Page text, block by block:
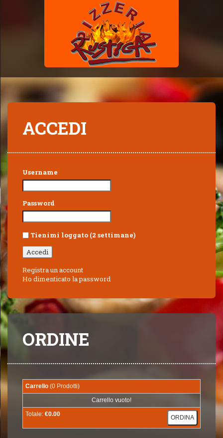
ACCEDI
Username
Password
Tienimi loggato (2 settimane)
Registra un account
Ho dimenticato la password
ORDINE
Carrello (0 Prodotti)
Totale: €0.00
Carrello vuoto!